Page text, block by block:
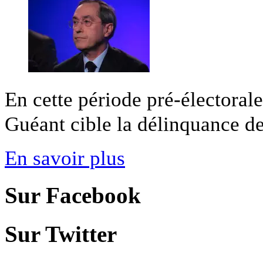
En cette période pré-
Guéant cible la délinquance
En savoir plus
Sur Facebook
Sur Twitter